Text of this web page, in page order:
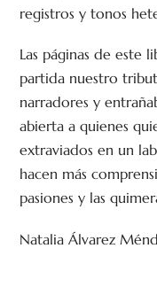
registros y tonos
Las páginas de este
partida nuestro
narradores y
abierta a quienes
extraviados en un
hacen más
pasiones y las
Natalia Álvarez